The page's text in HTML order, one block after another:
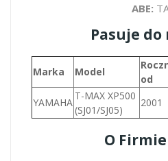
ABE:
Pasuje
Marka Model
od
YAMAHA
T-MAX XP500
(SJ01/SJ05)
2001
O